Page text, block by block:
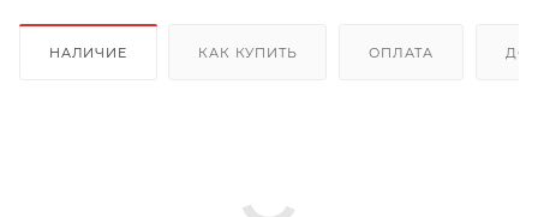
НАЛИЧИЕ КАК КУПИТЬ ОПЛАТА